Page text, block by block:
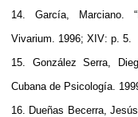
14. García, Marciano.
Vivarium. 1996; XIV: p. 5.
15. González Serra,
Cubana de Psicología.
16. Dueñas Becerra,